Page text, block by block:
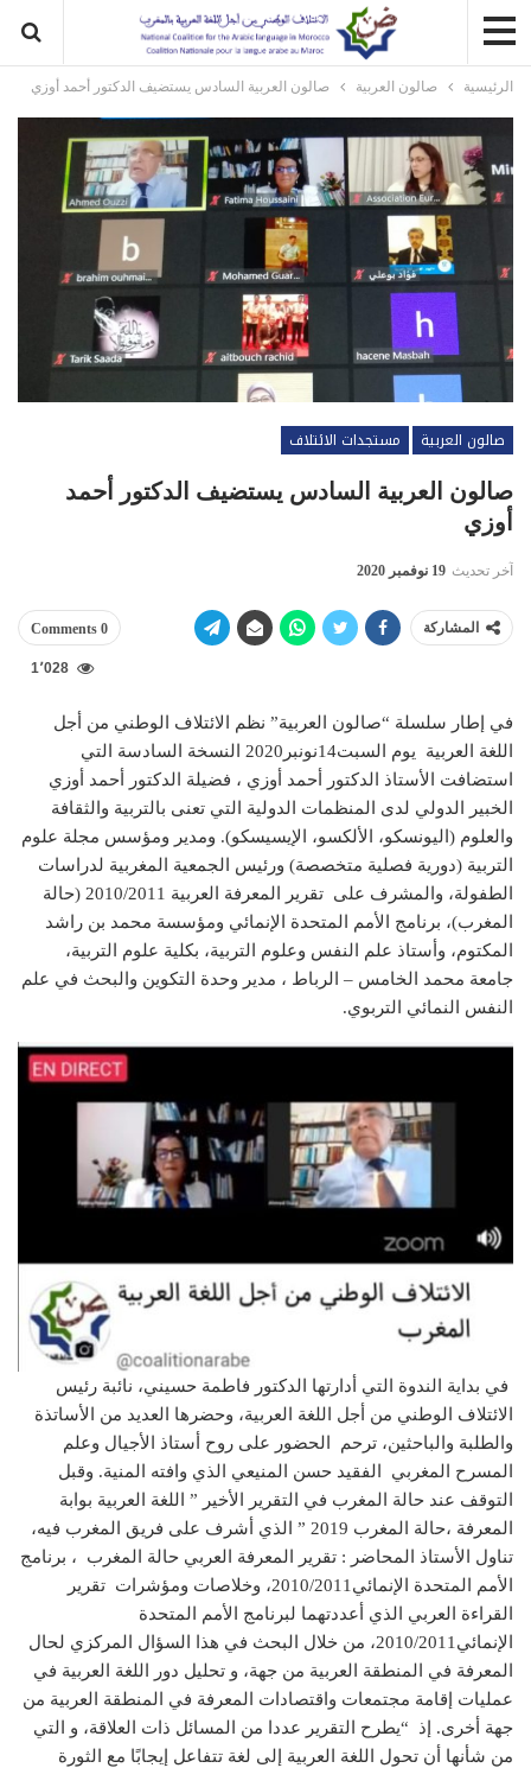
الرئيسية صالون العربية صالون العربية السادس يستضيف الدكتور أحمد أوزي
صالون العربية
مستجدات الائتلاف
صالون العربية السادس يستضيف الدكتور أحمد
أوزي
آخر تحديث 19 نوفمبر 2020
المشاركة 0 Comments
1٬028
في إطار سلسلة “صالون العربية” نظم الائتلاف الوطني من أجل
اللغة العربية يوم السبت14نونبر2020 النسخة السادسة التي
استضافت الأستاذ الدكتور أحمد أوزي ، فضيلة الدكتور أحمد أوزي
الخبير الدولي لدى المنظمات الدولية التي تعنى بالتربية والثقافة
والعلوم (اليونسكو، الألكسو، الإيسيسكو). ومدير ومؤسس مجلة علوم
التربية (دورية فصلية متخصصة) ورئيس الجمعية المغربية لدراسات
الطفولة، والمشرف على تقرير المعرفة العربية 2010/2011 (حالة
المغرب)، برنامج الأمم المتحدة الإنمائي ومؤسسة محمد بن راشد
المكتوم، وأستاذ علم النفس وعلوم التربية، بكلية علوم التربية،
جامعة محمد الخامس – الرباط ، مدير وحدة التكوين والبحث في علم
النفس النمائي التربوي.
في بداية الندوة التي أدارتها الدكتور فاطمة حسيني، نائبة رئيس
الائتلاف الوطني من أجل اللغة العربية، وحضرها العديد من الأساتذة
والطلبة والباحثين، ترحم الحضور على روح أستاذ الأجيال وعلم
المسرح المغربي الفقيد حسن المنيعي الذي وافته المنية. وقبل
التوقف عند حالة المغرب في التقرير الأخير ” اللغة العربية بوابة
المعرفة ،حالة المغرب 2019 ” الذي أشرف على فريق المغرب فيه،
تناول الأستاذ المحاضر : تقرير المعرفة العربي حالة المغرب ، برنامج
الأمم المتحدة الإنمائي2010/2011، وخلاصات ومؤشرات تقرير
القراءة العربي الذي أعددتهما لبرنامج الأمم المتحدة
الإنمائي2010/2011، من خلال البحث في هذا السؤال المركزي لحال
المعرفة في المنطقة العربية من جهة، و تحليل دور اللغة العربية في
عمليات إقامة مجتمعات واقتصادات المعرفة في المنطقة العربية من
جهة أخرى. إذ “يطرح التقرير عددا من المسائل ذات العلاقة، و التي
من شأنها أن تحول اللغة العربية إلى لغة تتفاعل إيجابًا مع الثورة